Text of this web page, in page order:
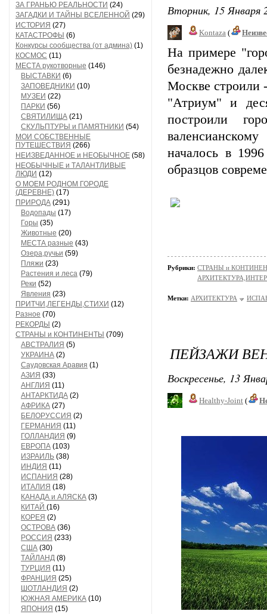
ЗА ГРАНЬЮ РЕАЛЬНОСТИ (24)
ЗАГАДКИ И ТАЙНЫ ВСЕЛЕННОЙ (29)
ИСТОРИЯ (27)
КАТАСТРОФЫ (6)
Конкурсы сообщества (от админа) (1)
КОСМОС (11)
МЕСТА рукотворные (146)
ВЫСТАВКИ (6)
ЗАПОВЕДНИКИ (10)
МУЗЕИ (22)
ПАРКИ (56)
СВЯТИЛИЩА (21)
СКУЛЬПТУРЫ и ПАМЯТНИКИ (54)
МОИ СОБСТВЕННЫЕ
ПУТЕШЕСТВИЯ (266)
НЕИЗВЕДАННОЕ и НЕОБЫЧНОЕ (58)
НЕОБЫЧНЫЕ и ТАЛАНТЛИВЫЕ
ЛЮДИ (12)
О МОЕМ РОДНОМ ГОРОДЕ
(ДЕРЕВНЕ) (17)
ПРИРОДА (291)
Водопады (17)
Горы (35)
Животные (20)
МЕСТА разные (43)
Озера,ручьи (59)
Пляжи (23)
Растения и леса (79)
Реки (52)
Явления (23)
ПРИТЧИ,ЛЕГЕНДЫ,СТИХИ (12)
Разное (70)
РЕКОРДЫ (2)
СТРАНЫ и КОНТИНЕНТЫ (709)
АВСТРАЛИЯ (5)
УКРАИНА (2)
Саудовская Аравия (1)
АЗИЯ (33)
АНГЛИЯ (11)
АНТАРКТИДА (2)
АФРИКА (27)
БЕЛОРУССИЯ (2)
ГЕРМАНИЯ (11)
ГОЛЛАНДИЯ (9)
ЕВРОПА (103)
ИЗРАИЛЬ (38)
ИНДИЯ (11)
ИСПАНИЯ (28)
ИТАЛИЯ (18)
КАНАДА и АЛЯСКА (3)
КИТАЙ (16)
КОРЕЯ (2)
ОСТРОВА (36)
РОССИЯ (233)
США (30)
ТАЙЛАНД (8)
ТУРЦИЯ (11)
ФРАНЦИЯ (25)
ШОТЛАНДИЯ (2)
ЮЖНАЯ АМЕРИКА (10)
ЯПОНИЯ (15)
Вторник, 15 Января
Kontaza (
На примере
безнадежно
Москве строили
"Атриум" и
построили
валенсианскому
началось в
образцов
Рубрики: СТРАНЫ и
Метки: АРХИТЕКТУРА
ПЕЙЗАЖИ
Воскресенье, 13
Healthy-Joint (